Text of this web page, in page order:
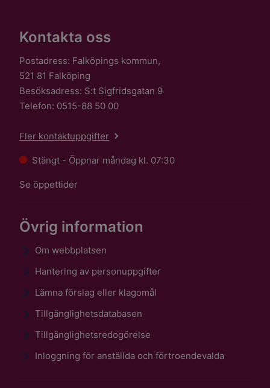
Kontakta oss
Postadress: Falköpings kommun,
521 81 Falköping
Besöksadress: S:t Sigfridsgatan 9
Telefon: 0515-88 50 00
Fler kontaktuppgifter
Stängt - Öppnar måndag kl. 07:30
Se öppettider
Övrig information
Om webbplatsen
Hantering av personuppgifter
Lämna förslag eller klagomål
Tillgänglighetsdatabasen
Tillgänglighetsredogörelse
Inloggning för anställda och förtroendevalda